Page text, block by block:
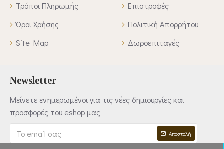
Τρόποι Πληρωμής
Όροι Χρήσης
Site Map
Επιστροφές
Πολιτική Απορρήτου
Δωροεπιταγές
Newsletter
Μείνετε ενημερωμένοι για τις νέες δημιουργίες και
προσφορές του eshop μας
Αποστολή